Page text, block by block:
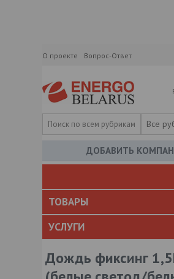
О проекте Вопрос-Ответ
Все
ДОБАВИТЬ
ТОВАРЫ
УСЛУГИ
Дождь фиксинг